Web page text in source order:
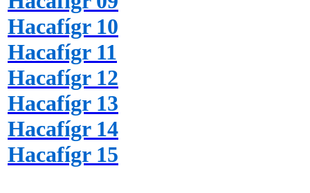
Hacafígr 10
Hacafígr 11
Hacafígr 12
Hacafígr 13
Hacafígr 14
Hacafígr 15